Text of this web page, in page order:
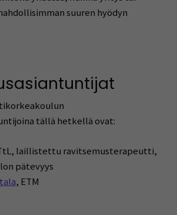
suuren hyödyn
tällä hetkellä ovat:
laillistettu ravitsemusterapeutti,
pätevyys
, ETM